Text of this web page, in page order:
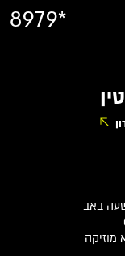
8979*
באב